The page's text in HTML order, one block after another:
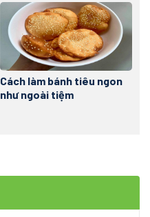
Cách làm bánh tiêu ngon
như ngoài tiệm